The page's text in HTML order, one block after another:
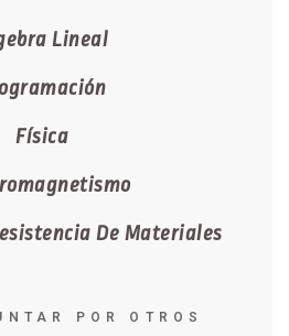
Lineal
Física
De Materiales
POR OTROS